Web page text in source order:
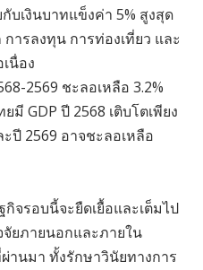
บเงินบาทแข็งค่า 5% สูงสุด
ารลงทุน การท่องเที่ยว และ
นื่อง
2569 ชะลอเหลือ 3.2%
GDP ปี 2568 เติบโตเพียง
ปี 2569 อาจชะลอเหลือ
จรอบนี้จะยืดเยื้อและเต็มไป
ยภายนอกและภายใน
านมา ทั้งรักษาวินัยทางการ